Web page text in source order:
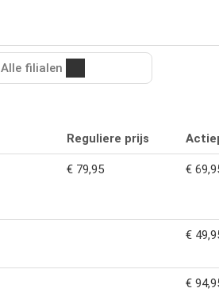
Alle filialen
Reguliere prijs
€ 79,95 €
€
€